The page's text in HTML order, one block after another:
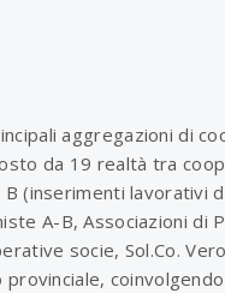
aggregazioni di
da 19 realtà tra
(inserimenti lavorativi
A-B, Associazioni di
socie, Sol.Co.